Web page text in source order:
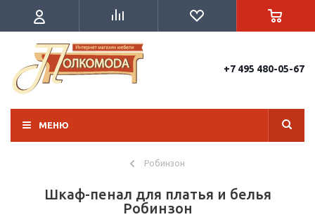
+7 495 480-05-67
МЕНЮ
Робинзон
Шкаф-пенал для платья и белья
Робинзон